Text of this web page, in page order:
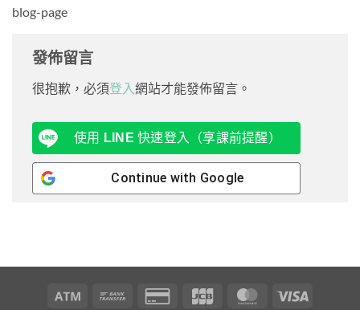
blog-page
發佈留言
很抱歉，必須登入 網站才能發佈留言。
使用 LINE 快速登入（享課前提醒）
Continue with Google
Atm
Bank
Credit
JCB MasterCard